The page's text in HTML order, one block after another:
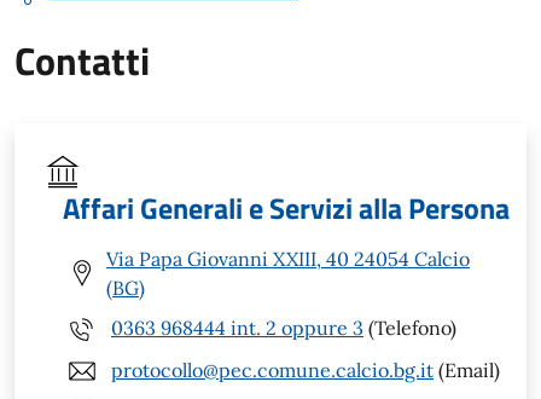
Contatti
Affari Generali e Servizi alla Persona
Via Papa Giovanni XXIII, 40 24054 Calcio
(BG)
0363 968444 int. 2 oppure 3 (Telefono)
protocollo@pec.comune.calcio.bg.it (Email)